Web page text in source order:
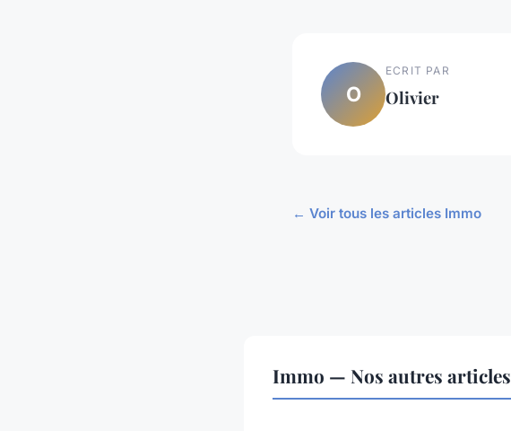
O
ECRIT PAR
Olivier
← Voir tous les articles Immo
Immo — Nos autres articles